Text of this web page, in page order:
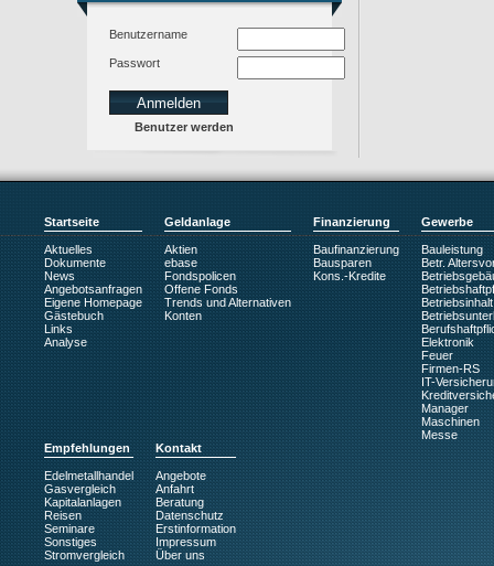
Benutzername
Passwort
Benutzer werden
Startseite
Aktuelles
Dokumente
News
Angebotsanfragen
Eigene Homepage
Gästebuch
Links
Analyse
Geldanlage
Aktien
ebase
Fondspolicen
Offene Fonds
Trends und Alternativen
Konten
Finanzierung
Baufinanzierung
Bausparen
Kons.-Kredite
Gewerbe
Bauleistung
Betr.
Betriebsinhalt
Elektronik
Feuer
Firmen-RS
IT-
Manager
Maschinen
Messe
Empfehlungen
Edelmetallhandel
Gasvergleich
Kapitalanlagen
Reisen
Seminare
Sonstiges
Stromvergleich
Kontakt
Angebote
Anfahrt
Beratung
Datenschutz
Erstinformation
Impressum
Über uns